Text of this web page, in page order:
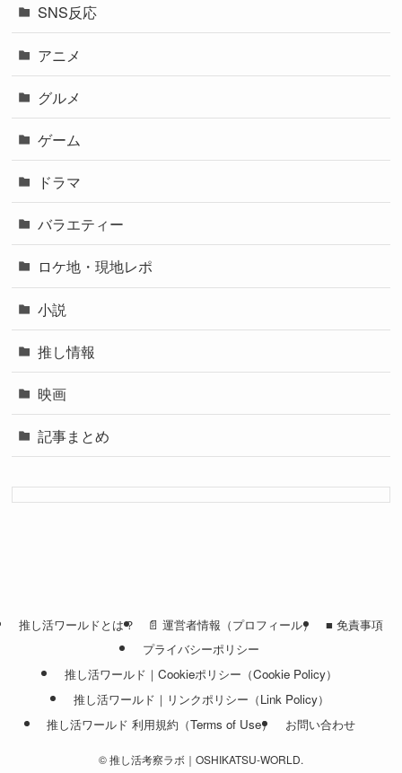
SNS反応
アニメ
グルメ
ゲーム
ドラマ
バラエティー
ロケ地・現地レポ
小説
推し情報
映画
記事まとめ
推し活ワールドとは？ 📄 運営者情報（プロフィール）
■ 免責事項
プライバシーポリシー
推し活ワールド｜Cookieポリシー（Cookie Policy）
推し活ワールド｜リンクポリシー（Link Policy）
推し活ワールド 利用規約（Terms of Use）
お問い合わせ
©推し活考察ラボ｜OSHIKATSU-WORLD.